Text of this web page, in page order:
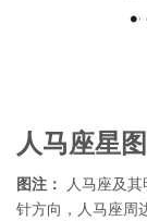
人马座星图
图注：
人马座及
针方向，人马座周